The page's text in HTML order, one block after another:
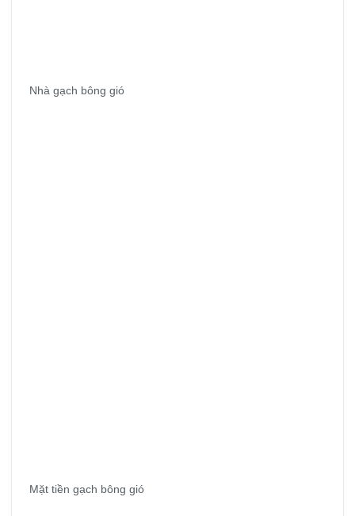
Nhà gạch bông gió
Mặt tiền gạch bông gió